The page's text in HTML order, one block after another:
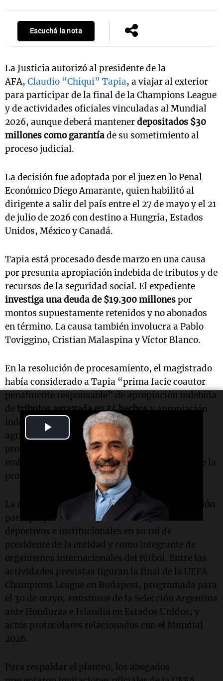
Play
Video
Escuchá la nota
La Justicia autorizó al presidente de la
AFA, Claudio “Chiqui” Tapia, a viajar al exterior
para participar de la final de la Champions League
y de actividades oficiales vinculadas al Mundial
2026, aunque deberá mantenerdepositados $30
millones como garantíade su sometimiento al
proceso judicial.
La decisión fue adoptada por el juez en lo Penal
Económico Diego Amarante, quien habilitó al
dirigente a salir del país entre el 27 de mayo y el 21
de julio de 2026 con destino a Hungría, Estados
Unidos, México y Canadá.
Tapia está procesado desde marzo en una causa
por presunta apropiación indebida de tributos y de
recursos de la seguridad social. El expediente
investiga una deuda de $19.300 millonespor
montos supuestamente retenidos y no abonados
en término. La causa también involucra a Pablo
Toviggino, Cristian Malaspina y Víctor Blanco.
En la resolución de procesamiento, el magistrado
había considerado a Tapia “prima facie coautor
penalmente responsable” de apropiación indebida
de tributos agravada en 34 hechosy apropiación
indebida de recursos de la seguridad social
agravada en 17 hechos. En ese momento, fue
procesado sin prisión preventiva, se le trabó un
embargo de $350 millones y se mantuvo vigente la
prohibición de salir del país.
La defensa del titular de la AFA pidió autorización
para que pudiera cumplir con compromisos
deportivos e institucionales en su rol de
presidente de la entidad y como integrante de
organismos internacionales del fútbol. Entre las
actividades previstas figuran la final de la UEFA
Champions League en Budapest, programada para
el 30 de mayo; amistosos de la Selección Argentina
ante Honduras e Islandia en Estados Unidos; y
actos protocolares relacionados con el Mundial
2026.
Para respaldar el planteo, los abogados